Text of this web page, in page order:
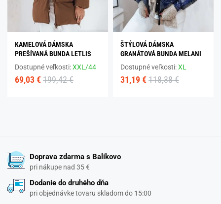
KAMELOVÁ DÁMSKA
PREŠÍVANÁ BUNDA LETLIS
Dostupné veľkosti:XXL/44
69,03 € 199,42 €
ŠTÝLOVÁ DÁMSKA
GRANÁTOVÁ BUNDA MELANI
Dostupné veľkosti:XL
31,19 € 118,38 €
Doprava zdarma s Balíkovo
pri nákupe nad 35 €
Dodanie do druhého dňa
pri objednávke tovaru skladom do 15:00